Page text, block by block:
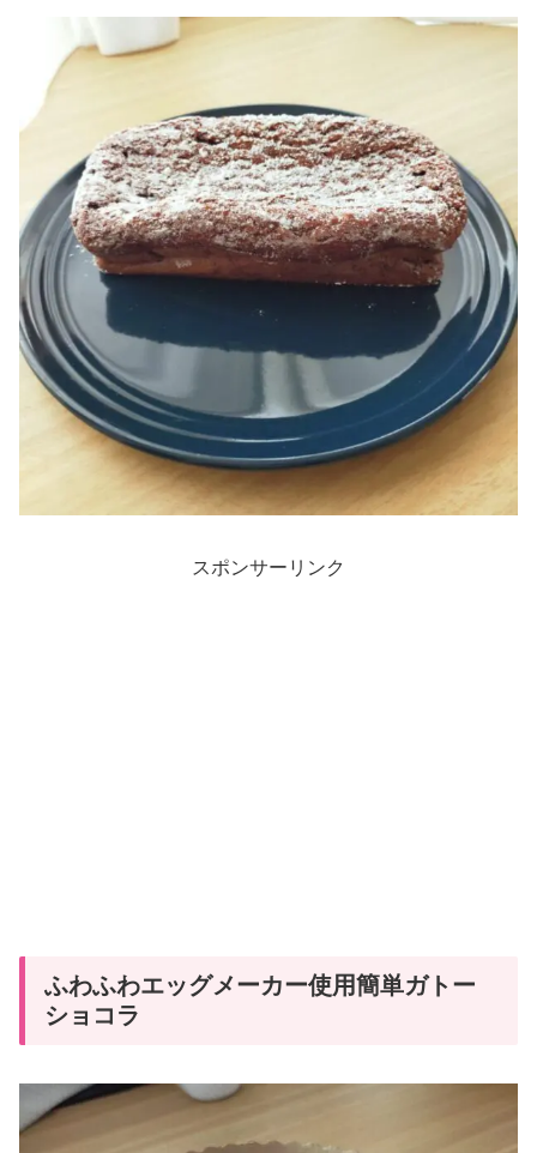
スポンサーリンク
ふわふわエッグメーカー使用簡単ガトー
ショコラ